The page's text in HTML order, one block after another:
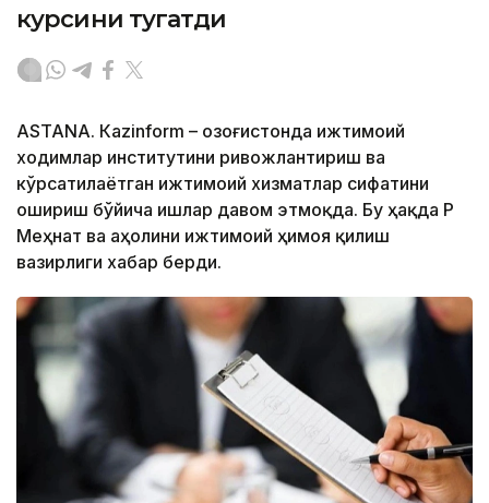
курсини тугатди
ASTANА. Кazinform – Қозоғистонда ижтимоий
ходимлар институтини ривожлантириш ва
кўрсатилаётган ижтимоий хизматлар сифатини
ошириш бўйича ишлар давом этмоқда. Бу ҳақда ҚР
Меҳнат ва аҳолини ижтимоий ҳимоя қилиш
вазирлиги хабар берди.